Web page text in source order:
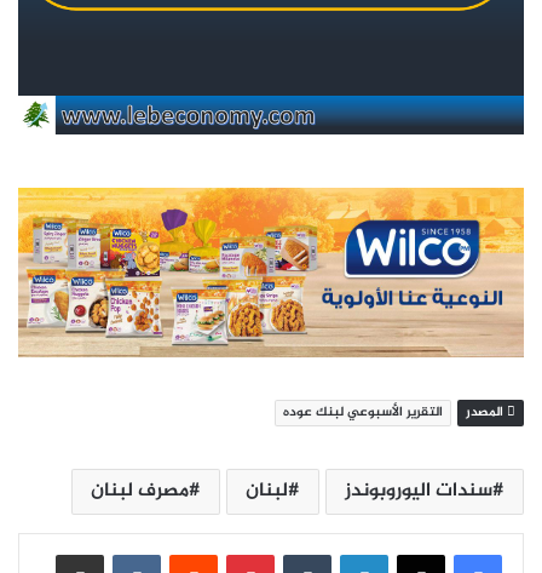
المصدر التقرير الأسبوعي لبنك عوده
سندات اليوروبوندز لبنان مصرف لبنان
لينكدإن بينتيريست
مشاركة عبر البريد